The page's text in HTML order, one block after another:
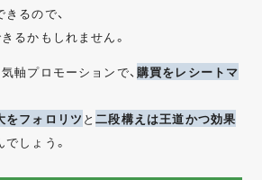
るので、
るかもしれません。
軸プロモーションで、購買をレシートマ
をフォロリツ と二段構えは王道かつ効果
しょう。